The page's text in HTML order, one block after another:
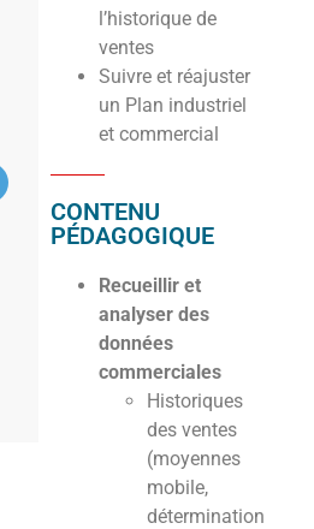
l’historique de
ventes
Suivre et réajuster
un Plan industriel
et commercial
CONTENU
PÉDAGOGIQUE
Recueillir et
analyser des
données
commerciales
Historiques
des ventes
(moyennes
mobile,
détermination